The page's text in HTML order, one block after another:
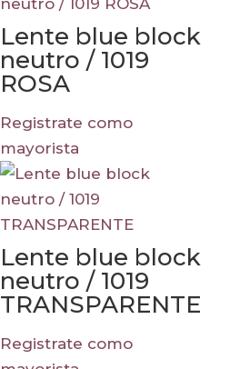
Lente blue block
neutro / 1019
ROSA
Registrate como
mayorista
Lente blue block
neutro / 1019
TRANSPARENTE
Registrate como